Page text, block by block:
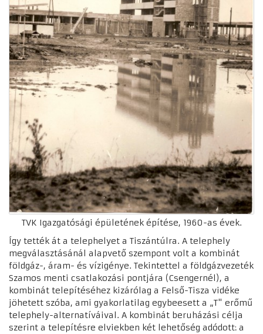
TVK Igazgatósági épületének építése, 1960-as évek.
Így tették át a telephelyet a Tiszántúlra. A telephely
megválasztásánál alapvető szempont volt a kombinát
földgáz-, áram- és vízigénye. Tekintettel a földgázvezeték
Szamos menti csatlakozási pontjára (Csengernél), a
kombinát telepítéséhez kizárólag a Felső-Tisza vidéke
jöhetett szóba, ami gyakorlatilag egybeesett a „T" erőmű
telephely-alternatíváival. A kombinát beruházási célja
szerint a telepítésre elviekben két lehetőség adódott: a